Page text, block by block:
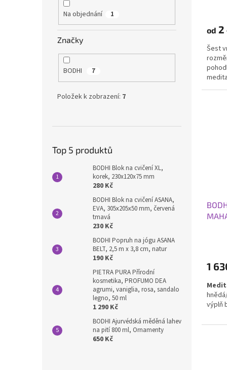
Na objednání 1
Značky
BODHI 7
Položek k zobrazení: 7
Top 5 produktů
BODHI Blok na cvičení XL,
korek, 230x120x75 mm
280 Kč
BODHI Blok na cvičení ASANA,
EVA, 305x205x50 mm, červená
tmavá
230 Kč
BODHI Popruh na jógu ASANA
BELT, 2,5 m x 3,8 cm, natur
190 Kč
PIETRA PURA Přírodní
kosmetika, PROFUMO DEA
agrumi, vaniglia, rosa, sandalo
legno, 50 ml
1 290 Kč
BODHI Ajurvédská měděná lahev
na pití 800 ml, Ornamenty
650 Kč
od 2
Šest
1
výplň